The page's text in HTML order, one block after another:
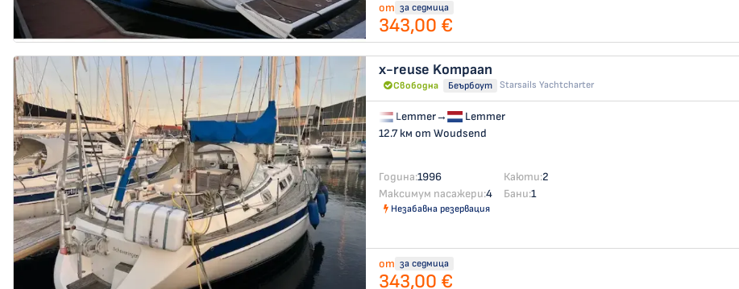
от за седмица
343,00 €
x-reuse Kompaan
Свободна Беърбоут Starsails Yachtcharter
Lemmer→
Lemmer
12.7 км от Woudsend
Година:1996 Каюти:2
Максимум пасажери:4 Бани:1
Незабавна резервация
от за седмица
343,00 €